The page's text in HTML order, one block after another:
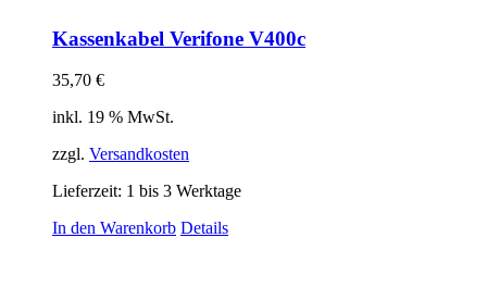
Kassenkabel Verifone V400c
35,70 €
inkl. 19 % MwSt.
zzgl. Versandkosten
Lieferzeit: 1 bis 3 Werktage
In den Warenkorb Details